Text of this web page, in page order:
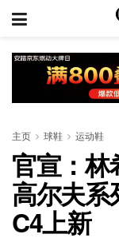
主页 球鞋 运动鞋
官宣：林
高尔夫系
C4上新